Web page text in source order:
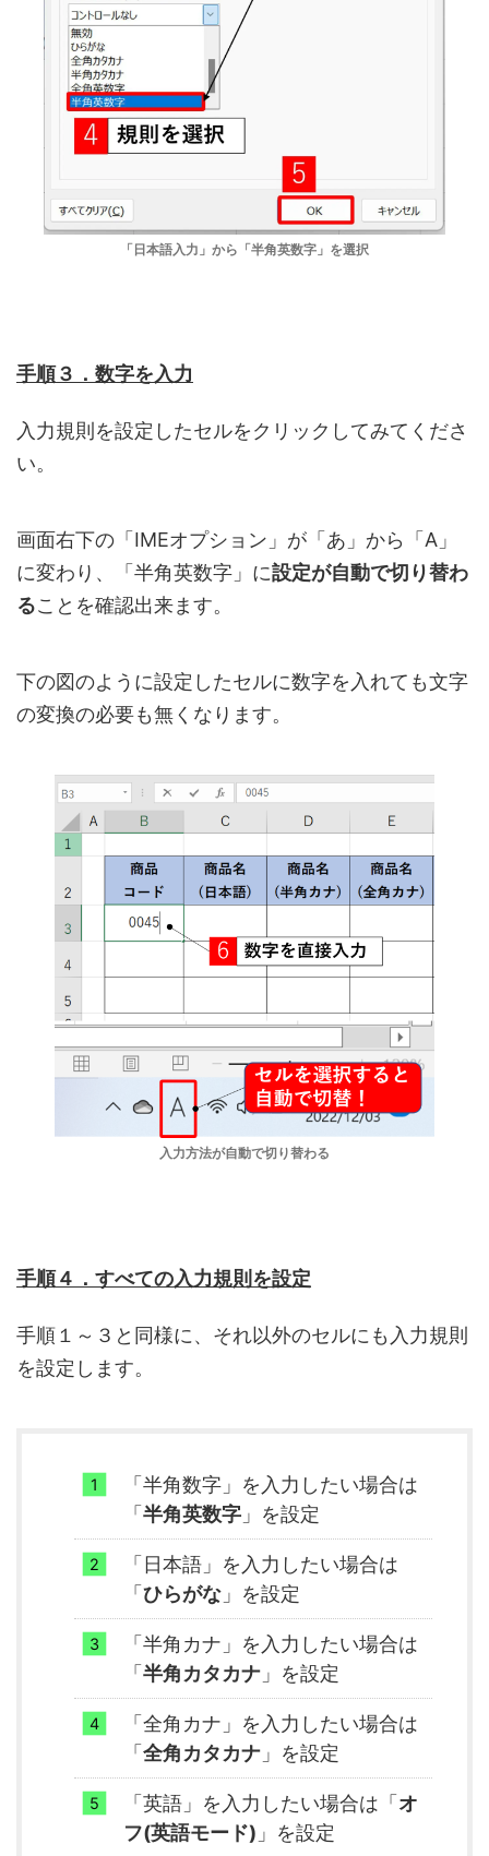
「日本語入力」から「半角英数字」を選択
手順３．数字を入力
入力規則を設定したセルをクリックしてみてくださ
い。
画面右下の「IMEオプション」が「あ」から「A」
に変わり、「半角英数字」に設定が自動で切り替わ
ることを確認出来ます。
下の図のように設定したセルに数字を入れても文字
の変換の必要も無くなります。
入力方法が自動で切り替わる
手順４．すべての入力規則を設定
手順１～３と同様に、それ以外のセルにも入力規則
を設定します。
「半角数字」を入力したい場合は
「 半角英数字 」を設定
「日本語」を入力したい場合は
「 ひらがな 」を設定
「半角カナ」を入力したい場合は
「 半角カタカナ 」を設定
「全角カナ」を入力したい場合は
「 全角カタカナ 」を設定
「英語」を入力したい場合は「 オ
フ(英語モード) 」を設定